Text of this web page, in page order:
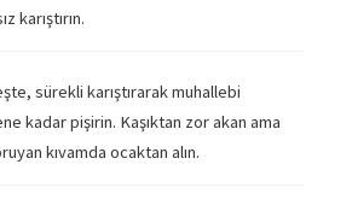
karıştırın.
sürekli karıştırarak muhallebi
kadar pişirin. Kaşıktan zor akan ama
kıvamda ocaktan alın.